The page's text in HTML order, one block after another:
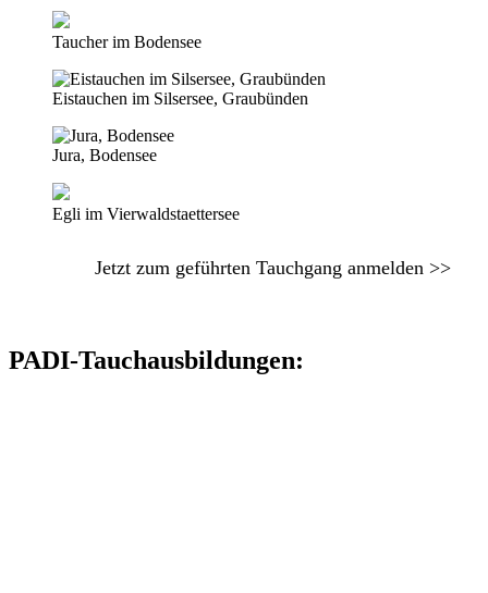
Taucher im Bodensee
Eistauchen im Silsersee, Graubünden
Jura, Bodensee
Egli im Vierwaldstaettersee
Jetzt zum geführten Tauchgang anmelden >>
PADI-Tauchausbildungen: